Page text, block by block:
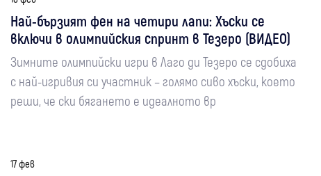
Най-бързият фен на четири лапи: Хъски се
включи в олимпийския спринт в Тезеро (ВИДЕО)
Зимните олимпийски игри в Лаго ди Тезеро се сдобиха
с най-игривия си участник – голямо сиво хъски, което
реши, че ски бягането е идеалното вр
17 фев